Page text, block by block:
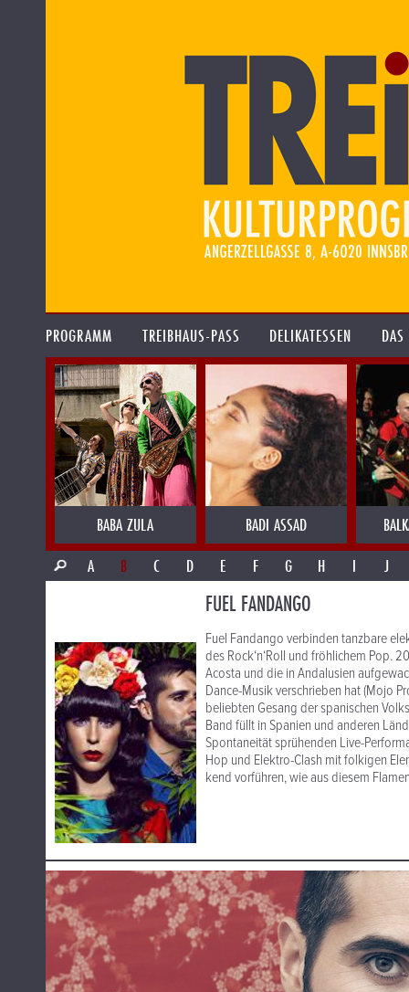
PROGRAMM TREIBHAUS-PASS DELIKATESSEN
BABA ZULA BADI ASSAD
A
B C D E F G H I J
FUEL FANDANGO
Fuel Fandango verbinden tanzbare
des Rock‘n‘Roll und fröhlichem Pop.
Acosta und die in Andalusien
Dance-Musik verschrieben hat (Mojo
beliebten Gesang der spanischen
Band füllt in Spanien und anderen
Spontaneität sprühenden Live-
Hop und Elektro-Clash mit folkigen
kend vorführen, wie aus diesem
HÖR ZU